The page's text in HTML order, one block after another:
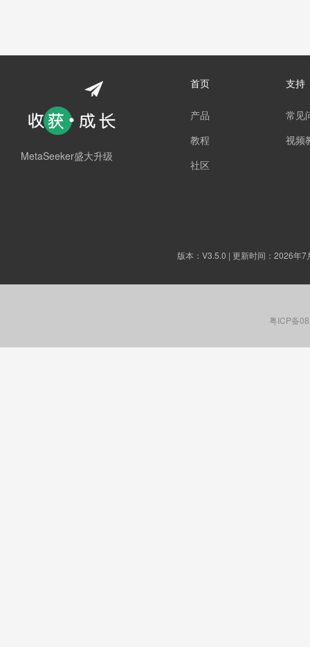
MetaSeeker盛大升级
首页
产品
教程
社区
支持
常见
视频
版本： V3.5.0 | 更新时间：2026年
粤ICP备